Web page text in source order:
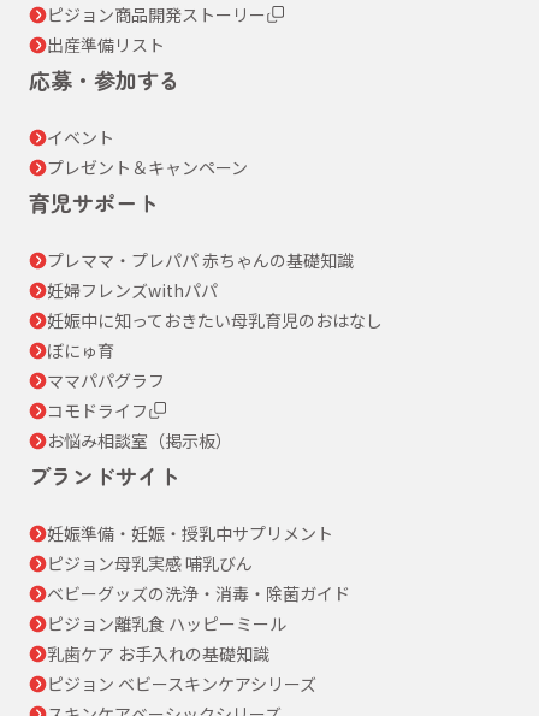
ピジョン商品開発ストーリー
出産準備リスト
応募・参加する
イベント
プレゼント＆キャンペーン
育児サポート
プレママ・プレパパ 赤ちゃんの基礎知識
妊婦フレンズwithパパ
妊娠中に知っておきたい母乳育児のおはなし
ぼにゅ育
ママパパグラフ
コモドライフ
お悩み相談室（掲示板）
ブランドサイト
妊娠準備・妊娠・授乳中サプリメント
ピジョン母乳実感 哺乳びん
ベビーグッズの洗浄・消毒・除菌ガイド
ピジョン離乳食 ハッピーミール
乳歯ケア お手入れの基礎知識
ピジョン ベビースキンケアシリーズ